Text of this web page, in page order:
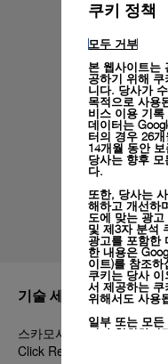
기술 세부 정보
스카모시아토 다크 브라운,
Click Release System™
쿠키 정책
모두 거부
본 웹사이트는
공하기 위해
니다. 당사가
목적으로 사용
비스 이용 기
데이터는
터의 경우 26
14개월 동안
당사는 향후
다.
또한, 당사는
해하고 개선하
도에 맞는 광
및 제3자 분석
광고를 포함한
한 내용은
이트)를 참조하
쿠키는 당사
서 제공하는
위해서도 사용
일부 또는 모
거나 철회하
수집하는 정보